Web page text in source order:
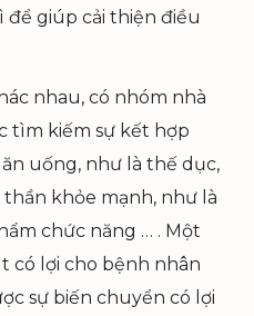
để giúp cải thiện điều
nhau, có nhóm nhà
tìm kiếm sự kết hợp
uống, như là thế dục,
khỏe mạnh, như là
chức năng … . Một
có lợi cho bệnh nhân
sự biến chuyển có lợi